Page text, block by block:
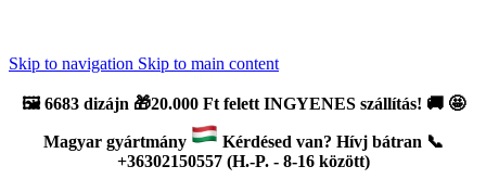
Skip to navigation Skip to main content
🖼️6683 dizájn 🎁20.000 Ft felett INGYENES szállítás! 🚚 🤩
Magyar gyártmány
Kérdésed van? Hívj bátran 📞
+36302150557 (H.-P. - 8-16 között)